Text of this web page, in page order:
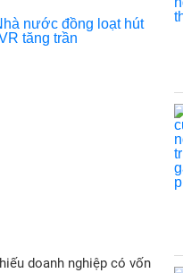
doanh nghiệp có vốn